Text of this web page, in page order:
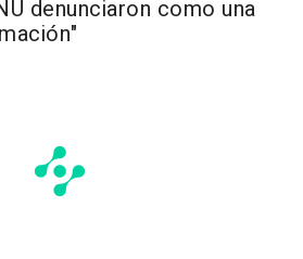
denunciaron como una